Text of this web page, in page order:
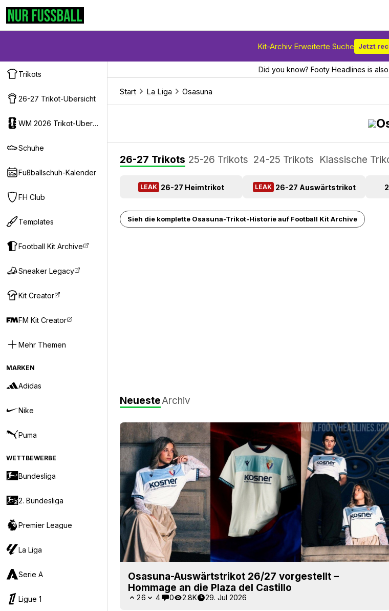
Kit-Archiv Erweiterte Suche Jetzt
Trikots
26-27 Trikot-Ubersicht
WM 2026 Trikot-Ubersicht
Schuhe
Fußballschuh-Kalender
FH Club
Templates
Football Kit Archive
Sneaker Legacy
Kit Creator
FM Kit Creator
Mehr Themen
MARKEN
Adidas
Nike
Puma
WETTBEWERBE
Bundesliga
2. Bundesliga
Premier League
La Liga
Serie A
Ligue 1
Did you know? Footy Headlines is
Start La Liga Osasuna
26-27 Trikots 25-26 Trikots 24-25 Trikots Klassische
LEAK 26-27 Heimtrikot LEAK 26-27 Auswärtstrikot
Sieh die komplette Osasuna-Trikot-Historie auf Football Kit Archive
NeuesteArchiv
Osasuna-Auswärtstrikot 26/27 vorgestellt –
Hommage an die Plaza del Castillo
26 4 0 2.8K 29. Jul 2026